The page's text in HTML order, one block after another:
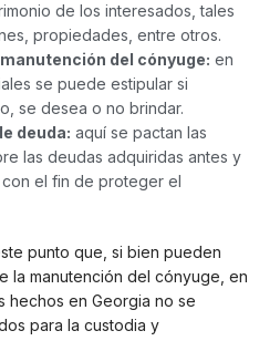
de los interesados, tales
propiedades, entre otros.
del cónyuge: en
se puede estipular si
se desea o no brindar.
deuda: aquí se pactan las
las deudas adquiridas antes y
el fin de proteger el
punto que, si bien pueden
la manutención del cónyuge, en
hechos en Georgia no se
para la custodia y